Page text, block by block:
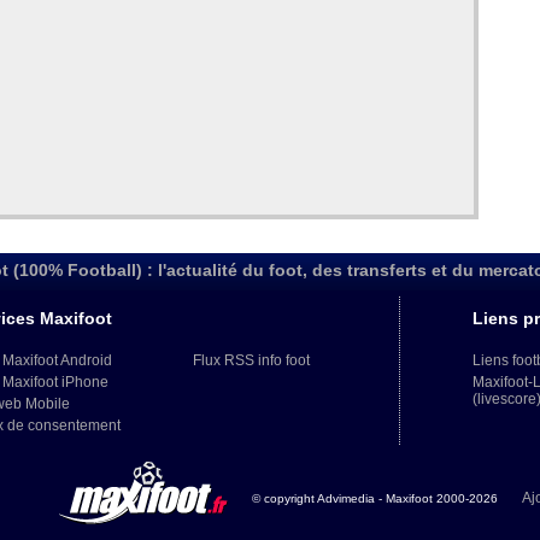
(100% Football) : l'actualité du foot, des transferts et du
Maxifoot
Android
iPhone
Mobile
de consentement
Flux RSS info foot
Liens
Liens
Maxifoot-
(livescore)
© copyright Advimedia - Maxifoot 2000-2026